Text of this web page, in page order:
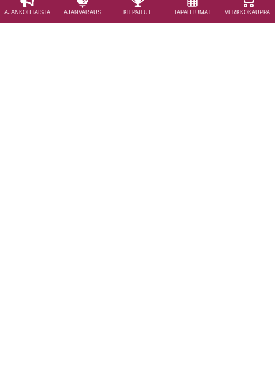
AJAN­KOHTAISTA AJAN­VARAUS KILPAILUT TAPAHTUMAT VERKKOKAUPPA